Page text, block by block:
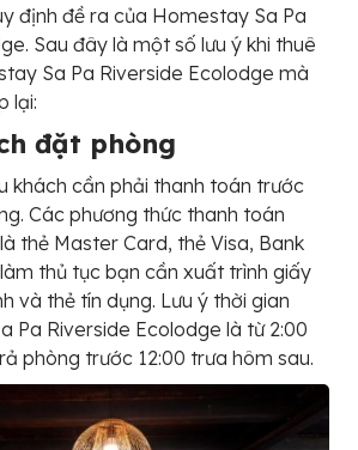
định đề ra của Homestay Sa Pa
Sau đây là một số lưu ý khi thuê
Sa Pa Riverside Ecolodge mà
lại:
đặt phòng
khách cần phải thanh toán trước
Các phương thức thanh toán
thẻ Master Card, thẻ Visa, Bank
thủ tục bạn cần xuất trình giấy
và thẻ tín dụng. Lưu ý thời gian
Pa Riverside Ecolodge là từ 2:00
phòng trước 12:00 trưa hôm sau.